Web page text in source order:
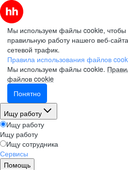
Мы используем файлы cookie, чтобы
правильную работу нашего веб-
сетевой трафик.
Правила использования файлов
Мы используем файлы cookie.
файлов cookie
Понятно
Ищу работу
Ищу работу
Ищу работу
Ищу сотрудника
Сервисы
Помощь